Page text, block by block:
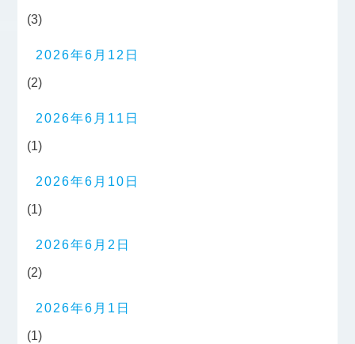
(3)
2026年6月12日
(2)
2026年6月11日
(1)
2026年6月10日
(1)
2026年6月2日
(2)
2026年6月1日
(1)